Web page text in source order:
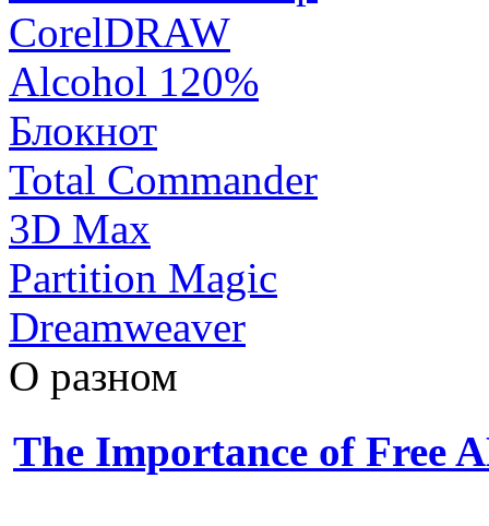
CorelDRAW
Alcohol 120%
Блокнот
Total Commander
3D Max
Partition Magic
Dreamweaver
О разном
The Importance of Free